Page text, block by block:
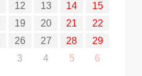
12 13 14
15
19 20 21
22
26 27 28
29
3 4 5 6